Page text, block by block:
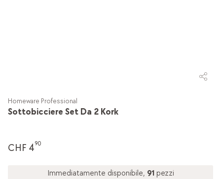
Sottobicciere Set Da 2 Kork
Homeware Professional
CHF 490
Immediatamente disponibile, 91 pezzi